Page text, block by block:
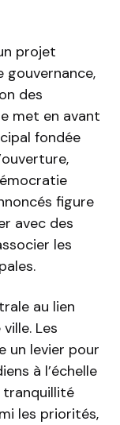
projet
des
met en avant
fondée
figure
avec des
les
au lien
Les
un levier pour
à l’échelle
tranquillité
les priorités,